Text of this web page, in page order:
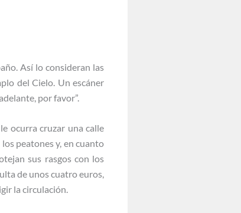
Así lo consideran las
del Cielo. Un escáner
por favor”.
ocurra cruzar una calle
peatones y, en cuanto
sus rasgos con los
de unos cuatro euros,
la circulación.